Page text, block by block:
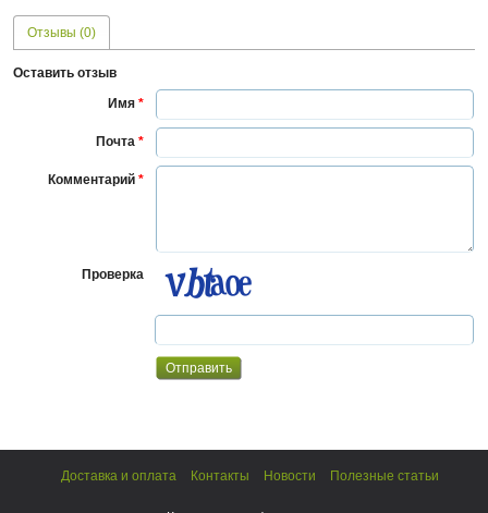
Отзывы (0)
Оставить отзыв
Имя *
Почта *
Комментарий *
Проверка
Доставка и оплата Контакты Новости Полезные статьи